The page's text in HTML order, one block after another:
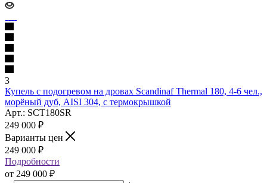
3
Купель с подогревом на дровах Scandinaf Thermal 180, 4-6 чел.,
морёный дуб, AISI 304, с термокрышкой
Арт.: SCT180SR
249 000 ₽
Варианты цен
249 000 ₽
Подробности
от 249 000 ₽